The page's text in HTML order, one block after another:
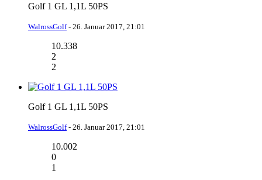
Golf 1 GL 1,1L 50PS
WalrossGolf- 26. Januar 2017, 21:01
10.338
2
2
Golf 1 GL 1,1L 50PS
WalrossGolf- 26. Januar 2017, 21:01
10.002
0
1